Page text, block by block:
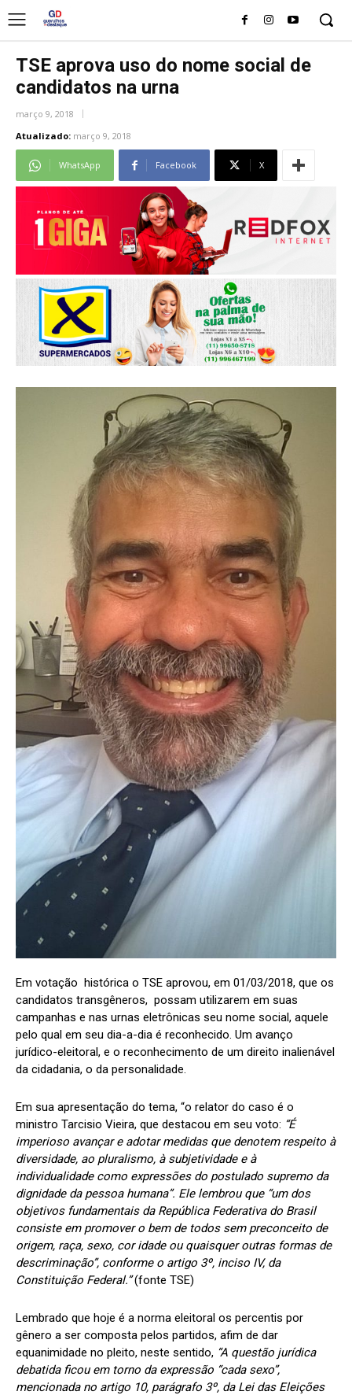
TSE aprova uso do nome social de
candidatos na urna
março 9, 2018
Atualizado: março 9, 2018
WhatsApp Facebook X
Em votação histórica o TSE aprovou, em 01/03/2018, que os
candidatos transgêneros, possam utilizarem em suas
campanhas e nas urnas eletrônicas seu nome social, aquele
pelo qual em seu dia-a-dia é reconhecido. Um avanço
jurídico-eleitoral, e o reconhecimento de um direito inalienável
da cidadania, o da personalidade.
Em sua apresentação do tema, “o relator do caso é o
ministro Tarcisio Vieira, que destacou em seu voto: “É
imperioso avançar e adotar medidas que denotem respeito à
diversidade, ao pluralismo, à subjetividade e à
individualidade como expressões do postulado supremo da
dignidade da pessoa humana”. Ele lembrou que “um dos
objetivos fundamentais da República Federativa do Brasil
consiste em promover o bem de todos sem preconceito de
origem, raça, sexo, cor idade ou quaisquer outras formas de
descriminação”, conforme o artigo 3º, inciso IV, da
Constituição Federal.”(fonte TSE)
Lembrado que hoje é a norma eleitoral os percentis por
gênero a ser composta pelos partidos, afim de dar
equanimidade no pleito, neste sentido, “A questão jurídica
debatida ficou em torno da expressão “cada sexo”,
mencionada no artigo 10, parágrafo 3º, da Lei das Eleições